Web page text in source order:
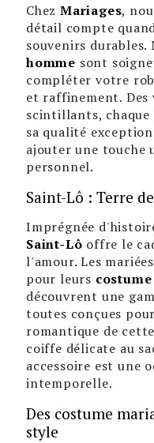
Chez Mariages,
détail compte
souvenirs durables.
homme sont
compléter votre
et raffinement. Des
scintillants, chaque
sa qualité
ajouter une touche
personnel.
Saint-Lô : Terre
Imprégnée
Saint-Lô offre le
l'amour. Les
pour leurs
découvrent une
toutes conçues
romantique de
coiffe délicate au
accessoire est une
intemporelle.
Des costume
style